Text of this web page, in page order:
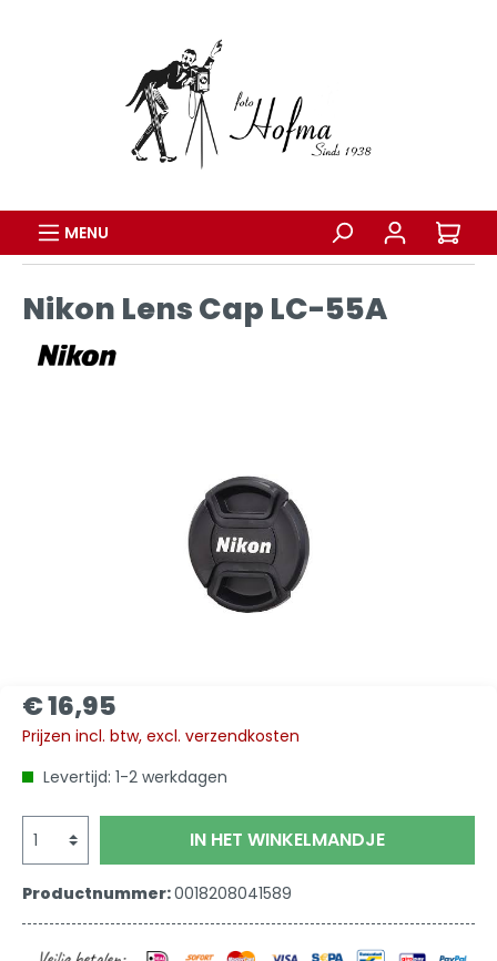
MENU
Nikon Lens Cap LC-55A
€ 16,95
Prijzen incl. btw, excl. verzendkosten
Levertijd: 1-2 werkdagen
IN HET WINKELMANDJE
Productnummer:0018208041589